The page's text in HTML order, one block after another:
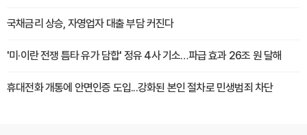
국채금리 상승, 자영업자 대출 부담 커진다
'미·이란 전쟁 틈타 유가 담합' 정유 4사 기소…파급 효과 26조 원 달해
휴대전화 개통에 안면인증 도입...강화된 본인 절차로 민생범죄 차단